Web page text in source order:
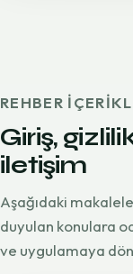
REHBER
Giriş,
iletişim
Aşağıdaki
duyulan konulara
ve uygulamaya